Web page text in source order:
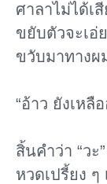
ศาลาไม่ได้เ
ขยับตัวจะเอ่
ขวับมาทางผ
“อ้าว ยังเหลื
สิ้นคําว่า “วะ
หวดเปรี้ยง ๆ